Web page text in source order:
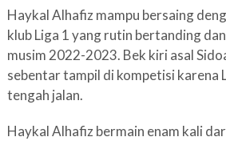
Haykal Alhafiz mampu bersaing
klub Liga 1 yang rutin bertanding
musim 2022-2023. Bek kiri asal
sebentar tampil di kompetisi karena
tengah jalan.
Haykal Alhafiz bermain enam kali